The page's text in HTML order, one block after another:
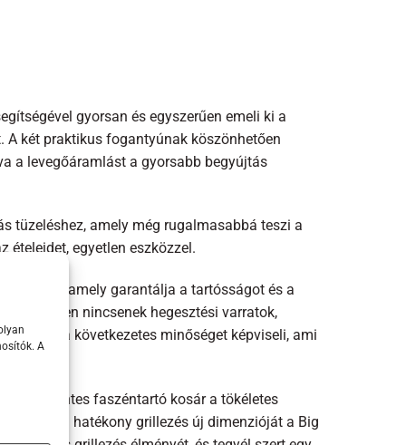
A
gyorsan és egyszerűen emeli ki a
A két praktikus fogantyúnak köszönhetően
a levegőáramlást a gyorsabb begyújtás
tüzeléshez, amely még rugalmasabbá teszi a
ételeidet, egyetlen eszközzel.
készült, amely garantálja a tartósságot és a
nincsenek hegesztési varratok,
Bowl a következetes minőséget képviseli, ami
faszéntartó kosár a tökéletes
és a hatékony grillezés új dimenzióját a Big